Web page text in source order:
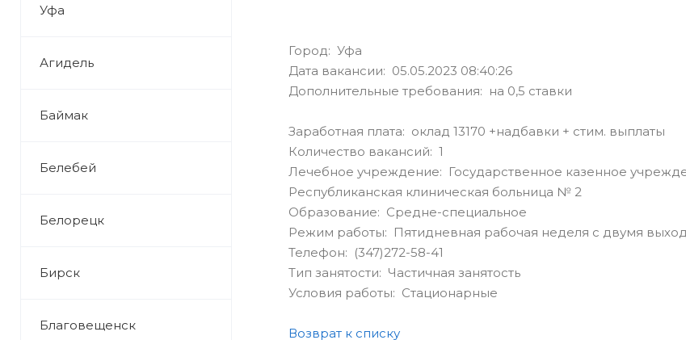
Уфа
Агидель
Баймак
Белебей
Белорецк
Бирск
Благовещенск
Город: Уфа
Дата вакансии: 05.05.2023 08:40:26
Дополнительные требования: на 0,5 ставки
Заработная плата: оклад 13170 +надбавки + стим. выплаты
Количество вакансий: 1
Лечебное учреждение: Государственное казенное
Республиканская клиническая больница № 2
Образование: Средне-специальное
Режим работы: Пятидневная рабочая неделя с двумя
Телефон: (347)272-58-41
Тип занятости: Частичная занятость
Условия работы: Стационарные
Возврат к списку